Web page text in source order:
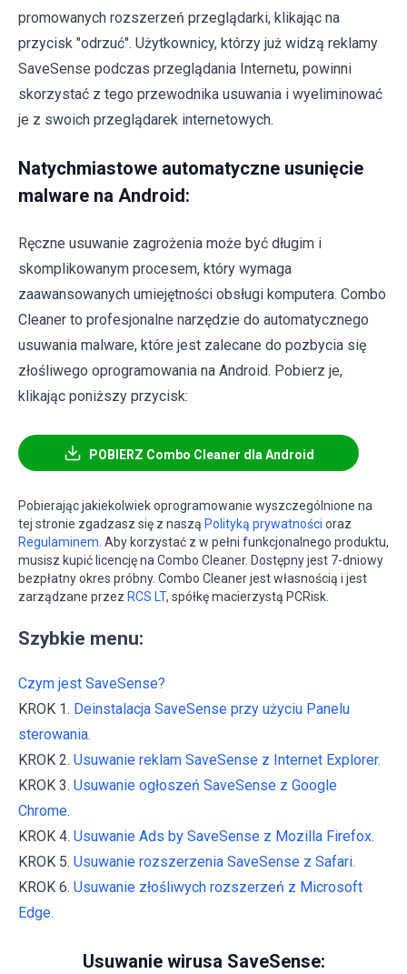
promowanych rozszerzeń przeglądarki, klikając na
przycisk "odrzuć". Użytkownicy, którzy już widzą reklamy
SaveSense podczas przeglądania Internetu, powinni
skorzystać z tego przewodnika usuwania i wyeliminować
je z swoich przeglądarek internetowych.
Natychmiastowe automatyczne usunięcie
malware na Android:
Ręczne usuwanie zagrożenia może być długim i
skomplikowanym procesem, który wymaga
zaawansowanych umiejętności obsługi komputera. Combo
Cleaner to profesjonalne narzędzie do automatycznego
usuwania malware, które jest zalecane do pozbycia się
złośliwego oprogramowania na Android. Pobierz je,
klikając poniższy przycisk:
POBIERZ Combo Cleaner dla Android
Pobierając jakiekolwiek oprogramowanie wyszczególnione na
tej stronie zgadzasz się z naszą Polityką prywatności oraz
Regulaminem . Aby korzystać z w pełni funkcjonalnego produktu,
musisz kupić licencję na Combo Cleaner. Dostępny jest 7-dniowy
bezpłatny okres próbny. Combo Cleaner jest własnością i jest
zarządzane przez RCS LT, spółkę macierzystą PCRisk.
Szybkie menu:
Czym jest SaveSense?
KROK 1. Deinstalacja SaveSense przy użyciu Panelu
sterowania.
KROK 2. Usuwanie reklam SaveSense z Internet Explorer.
KROK 3. Usuwanie ogłoszeń SaveSense z Google
Chrome.
KROK 4. Usuwanie Ads by SaveSense z Mozilla Firefox.
KROK 5. Usuwanie rozszerzenia SaveSense z Safari.
KROK 6. Usuwanie złośliwych rozszerzeń z Microsoft
Edge.
Usuwanie wirusa SaveSense: